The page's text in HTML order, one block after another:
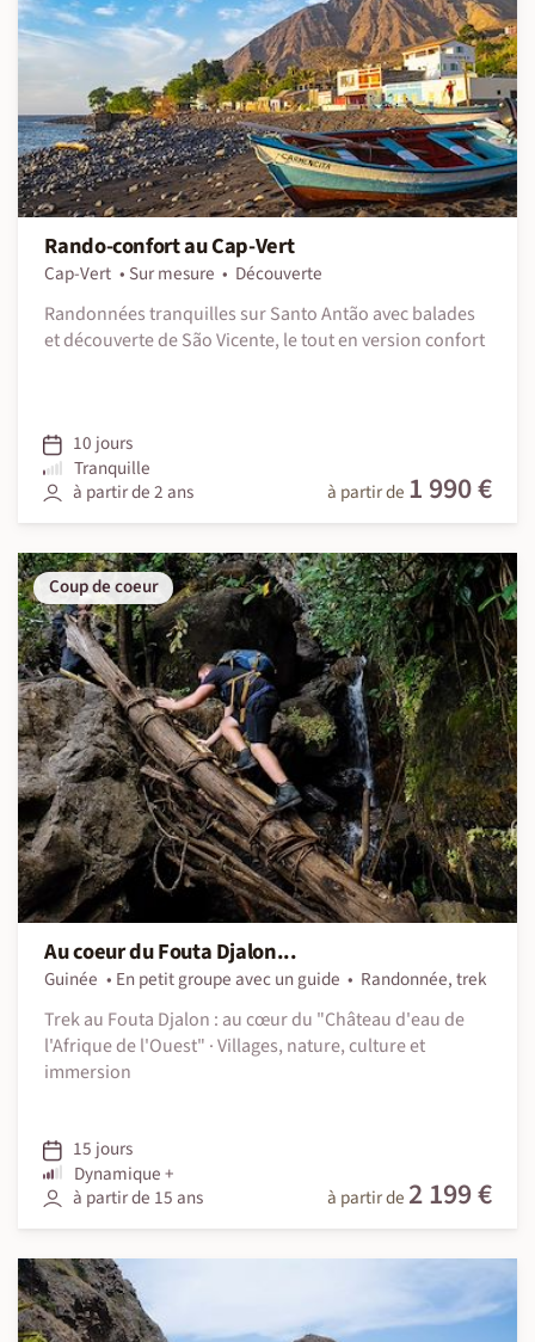
Rando-confort au Cap-Vert
Cap-Vert Sur mesure
Découverte
Randonnées tranquilles sur Santo Antão avec balades
et découverte de São Vicente, le tout en version confort
10 jours
Tranquille
à partir de 2 ans
à partir de 1 990 €
Coup de coeur
Au coeur du Fouta Djalon...
Guinée En petit groupe avec un guide
Randonnée, trek
Trek au Fouta Djalon : au cœur du "Château d'eau de
l'Afrique de l'Ouest" · Villages, nature, culture et
immersion
15 jours
Dynamique +
à partir de 15 ans
à partir de 2 199 €